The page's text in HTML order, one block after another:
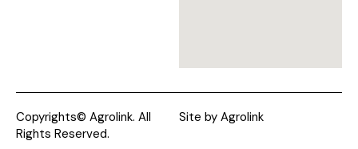
Copyrights© Agrolink. All
Rights Reserved.
Site by Agrolink